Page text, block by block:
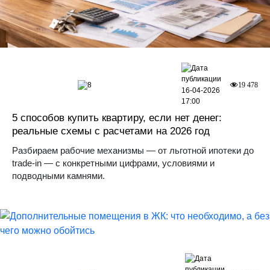
5 способов купить квартиру, если нет денег:
реальные схемы с расчетами на 2026 год
Разбираем рабочие механизмы — от льготной ипотеки до
trade-in — с конкретными цифрами, условиями и
подводными камнями.
8 19 478
16-04-2026
17:00